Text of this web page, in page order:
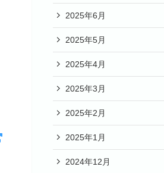
2025年6月
2025年5月
2025年4月
2025年3月
2025年2月
2025年1月
2024年12月